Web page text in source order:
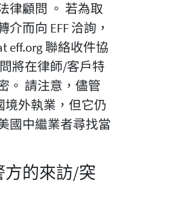
律顧問 。 若為取
而向 EFF 洽詢，
eff.org 聯絡收件協
將在律師/客戶特
。 請注意，儘管
境外執業，但它仍
國中繼業者尋找當
方的來訪/突